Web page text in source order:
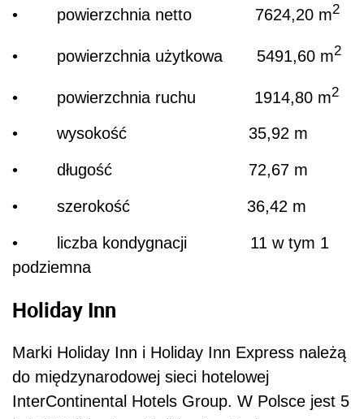
• powierzchnia netto 7624,20 m2
• powierzchnia użytkowa 5491,60 m2
• powierzchnia ruchu 1914,80 m2
• wysokość 35,92 m
• długość 72,67 m
• szerokość 36,42 m
• liczba kondygnacji 11 w tym 1
podziemna
Holiday Inn
Marki Holiday Inn i Holiday Inn Express należą
do międzynarodowej sieci hotelowej
InterContinental Hotels Group. W Polsce jest 5